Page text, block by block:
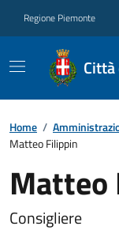
Regione Piemonte
Home /
Matteo Filippin
Matteo
Consigliere